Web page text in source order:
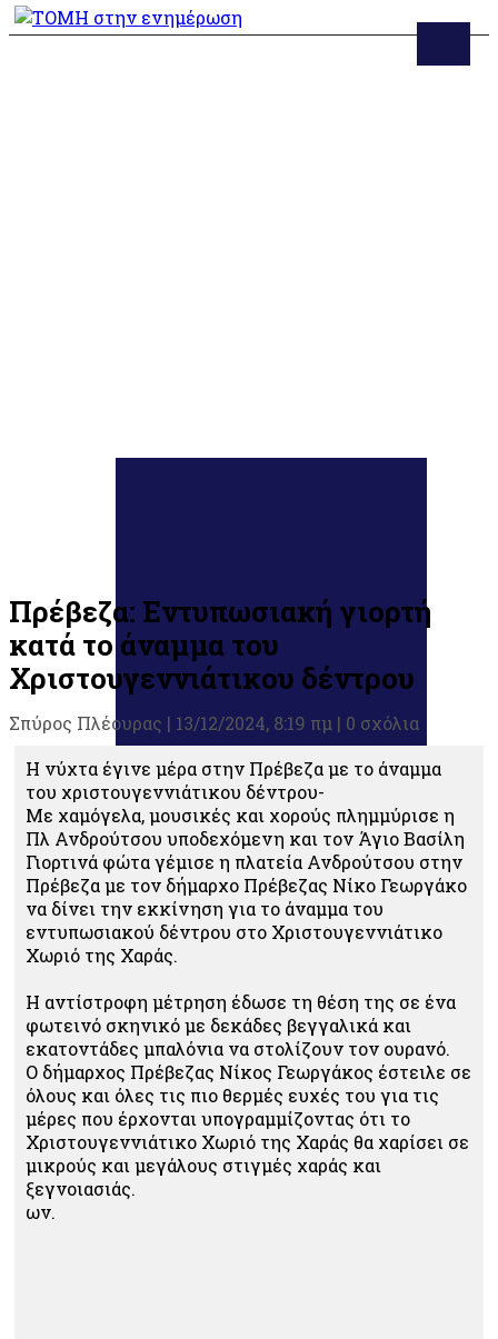
Πρέβεζα: Εντυπωσιακή γιορτή
κατά το άναμμα του
Χριστουγεννιάτικου δέντρου
Σπύρος Πλέουρας | 13/12/2024, 8:19 πμ | 0 σχόλια
Η νύχτα έγινε μέρα στην Πρέβεζα με το άναμμα
του χριστουγεννιάτικου δέντρου-
Με χαμόγελα, μουσικές και χορούς πλημμύρισε η
Πλ Ανδρούτσου υποδεχόμενη και τον Άγιο Βασίλη
Γιορτινά φώτα γέμισε η πλατεία Ανδρούτσου στην
Πρέβεζα με τον δήμαρχο Πρέβεζας Νίκο Γεωργάκο
να δίνει την εκκίνηση για το άναμμα του
εντυπωσιακού δέντρου στο Χριστουγεννιάτικο
Χωριό της Χαράς.
Η αντίστροφη μέτρηση έδωσε τη θέση της σε ένα
φωτεινό σκηνικό με δεκάδες βεγγαλικά και
εκατοντάδες μπαλόνια να στολίζουν τον ουρανό.
Ο δήμαρχος Πρέβεζας Νίκος Γεωργάκος έστειλε σε
όλους και όλες τις πιο θερμές ευχές του για τις
μέρες που έρχονται υπογραμμίζοντας ότι το
Χριστουγεννιάτικο Χωριό της Χαράς θα χαρίσει σε
μικρούς και μεγάλους στιγμές χαράς και
ξεγνοιασιάς.
ων.